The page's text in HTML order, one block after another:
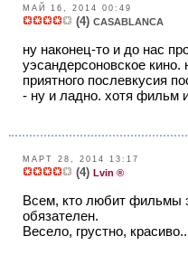
МАЙ 16, 2014 00:49
(4) CASABLANCA
ну наконец-то и до нас
уэсандерсоновское кино.
приятного послевкусия
- ну и ладно. хотя фильм
МАРТ 28, 2014 13:17
(4) Lvin ®
Всем, кто любит фильмы
обязателен.
Весело, грустно,